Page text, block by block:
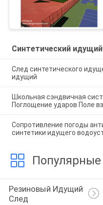
Синтетический
След синтетического
идущий
Школьная сэндвичная
Поглощение ударов Поле
Сопротивление погоды
синтетики идущего
Популярные
Резиновый Идущий
След